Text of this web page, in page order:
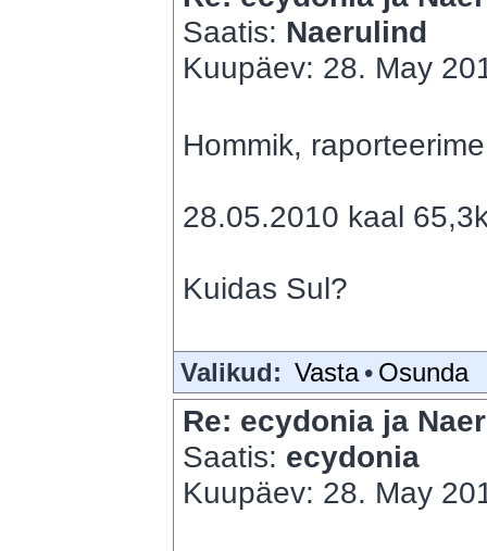
Saatis: Naerulind
Kuupäev: 28. May
Hommik,
28.05.2010 kaal
Kuidas Sul?
Valikud: Vasta • Osunda
Re: ecydonia ja
Saatis: ecydonia
Kuupäev: 28. May